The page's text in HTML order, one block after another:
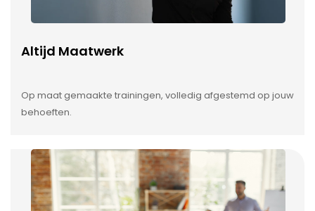
Altijd Maatwerk
Op maat gemaakte trainingen, volledig afgestemd op jouw
behoeften.